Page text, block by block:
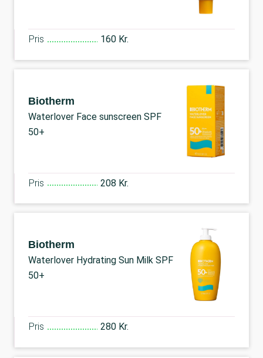
Pris 160 Kr.
Biotherm
Waterlover Face sunscreen SPF
50+
Pris 208 Kr.
Biotherm
Waterlover Hydrating Sun Milk SPF
50+
Pris 280 Kr.